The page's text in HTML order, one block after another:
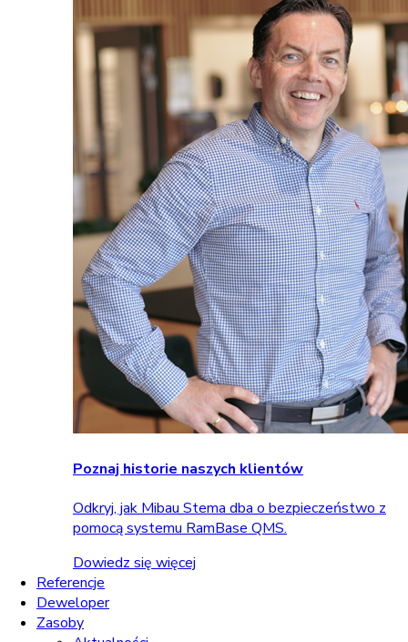
Poznaj historie naszych klientów
Odkryj, jak Mibau Stema dba o bezpieczeństwo z
pomocą systemu RamBase QMS.
Dowiedz się więcej
Referencje
Deweloper
Zasoby